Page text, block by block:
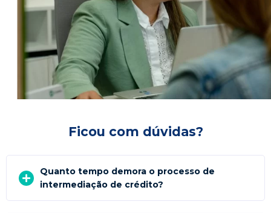
Ficou com dúvidas?
Quanto tempo demora o processo de
intermediação de crédito?